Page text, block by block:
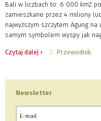
Bali w liczbach to: 6 000 km2
zamieszkane przez 4 miliony
najwyższym szczytem Agung
samym symbolem wyspy jak
Czytaj dalej › Przewodnik
Newsletter